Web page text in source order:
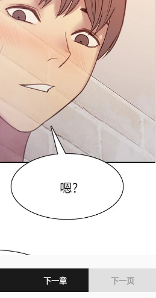
下一章 下一页